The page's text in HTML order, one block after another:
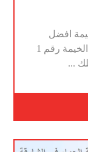
افضل
شركات المكافحة لانواع الطيور برأس الخيمة رقم 1
...